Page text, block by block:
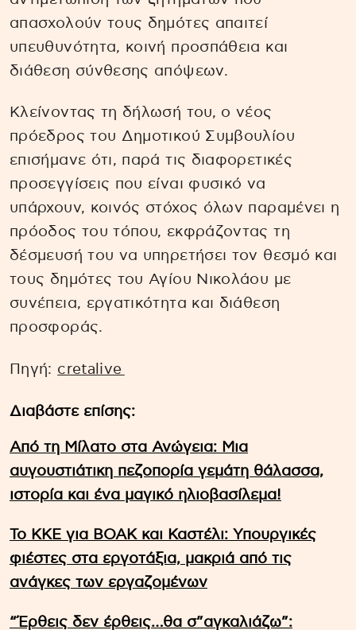
απασχολούν τους δημότες απαιτεί
υπευθυνότητα, κοινή προσπάθεια και
διάθεση σύνθεσης απόψεων.
Κλείνοντας τη δήλωσή του, ο νέος
πρόεδρος του Δημοτικού Συμβουλίου
επισήμανε ότι, παρά τις διαφορετικές
προσεγγίσεις που είναι φυσικό να
υπάρχουν, κοινός στόχος όλων παραμένει η
πρόοδος του τόπου, εκφράζοντας τη
δέσμευσή του να υπηρετήσει τον θεσμό και
τους δημότες του Αγίου Νικολάου με
συνέπεια, εργατικότητα και διάθεση
προσφοράς.
Πηγή: cretalive
Διαβάστε επίσης:
Από τη Μίλατο στα Ανώγεια: Μια
αυγουστιάτικη πεζοπορία γεμάτη θάλασσα,
ιστορία και ένα μαγικό ηλιοβασίλεμα!
Το ΚΚΕ για ΒΟΑΚ και Καστέλι: Υπουργικές
φιέστες στα εργοτάξια, μακριά από τις
ανάγκες των εργαζομένων
“Έρθεις δεν έρθεις…θα σ”αγκαλιάζω”: